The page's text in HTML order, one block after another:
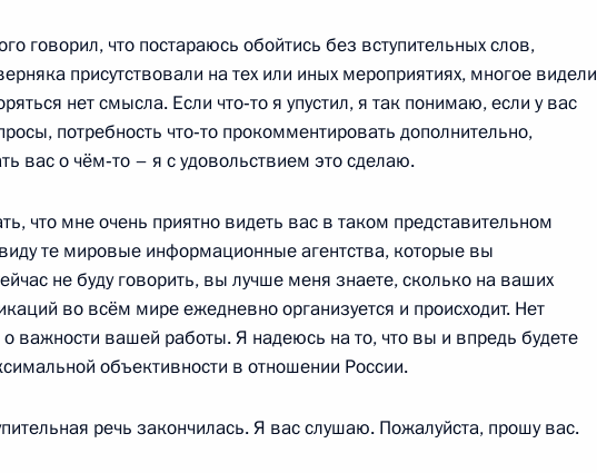
Ташкент
пятница
Санкт-Петербург
конференция с Председателем Совета
Маттео Ренци
говорил, что постараюсь обойтись без вступительных слов,
присутствовали на тех или иных мероприятиях, многое видели
нет смысла. Если что‑то я упустил, я так понимаю, если у вас
потребность что‑то прокомментировать дополнительно,
вас о чём‑то – я с удовольствием это сделаю.
что мне очень приятно видеть вас в таком представительном
те мировые информационные агентства, которые вы
не буду говорить, вы лучше меня знаете, сколько на ваших
во всём мире ежедневно организуется и происходит. Нет
важности вашей работы. Я надеюсь на то, что вы и впредь будете
объективности в отношении России.
речь закончилась. Я вас слушаю. Пожалуйста, прошу вас.